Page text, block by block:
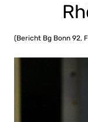
(Bericht Bg Bonn 92,